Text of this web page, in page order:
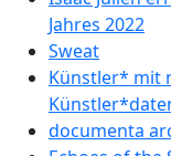
Jahres 2022
Sweat
Künstler* mit
documenta